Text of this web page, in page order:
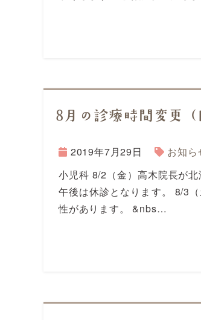
8月の診療時間変更
2019年7月29日
お知ら
小児科 8/2（金）高木院長が
午後は休診となります。 8/3
性があります。 &nbs…